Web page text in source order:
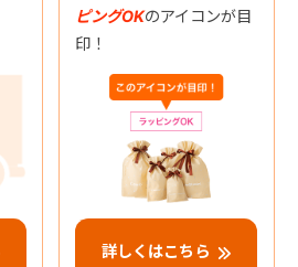
ピングOKのアイコンが目
印！
詳しくはこちら